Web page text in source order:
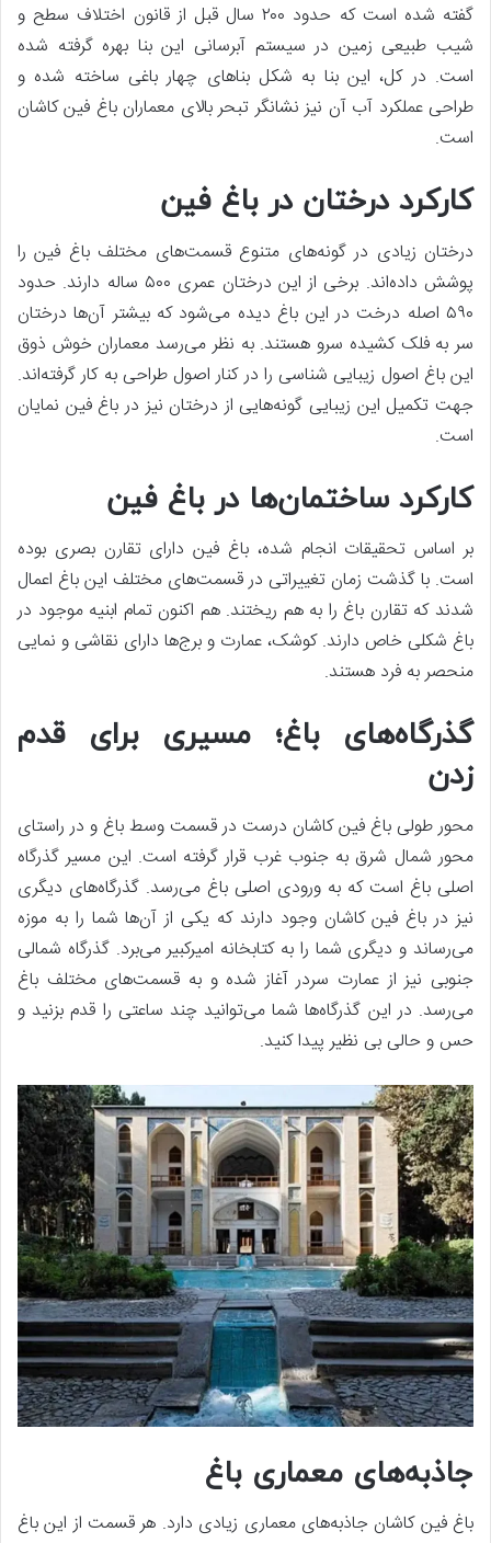
گفته شده است که حدود ۲۰۰ سال قبل از قانون اختلاف سطح و
شیب طبیعی زمین در سیستم آبرسانی این بنا بهره گرفته شده
است. در کل، این بنا به شکل بناهای چهار باغی ساخته شده و
طراحی عملکرد آب آن نیز نشانگر تبحر بالای معماران باغ فین کاشان
است.‌
کارکرد درختان در باغ فین
درختان زیادی در گونه‌های متنوع قسمت‌های مختلف باغ فین را
پوشش داده‌اند. برخی از این درختان عمری ۵۰۰ ساله دارند. حدود
۵۹۰ اصله درخت در این باغ دیده می‌شود که بیشتر آن‌ها درختان
سر به فلک کشیده سرو هستند. به نظر می‌رسد معماران خوش ذوق
این باغ اصول زیبایی ‌شناسی را در کنار اصول طراحی به کار گرفته‌اند.
جهت تکمیل این زیبایی گونه‌هایی از درختان نیز در باغ فین نمایان
است.
کارکرد ساختمان‌ها در باغ فین
بر اساس تحقیقات انجام شده، باغ فین دارای تقارن بصری بوده
است. با گذشت زمان تغییراتی در قسمت‌های مختلف این باغ اعمال
شدند که تقارن باغ را به هم ریختند. هم اکنون تمام ابنیه موجود در
باغ شکلی خاص دارند. کوشک، عمارت و برج‌ها دارای نقاشی و نمایی
منحصر به فرد هستند.
گذرگاه‌های باغ؛ مسیری برای قدم
زدن
محور طولی باغ فین کاشان درست در قسمت وسط باغ و در راستای
محور شمال شرق به جنوب غرب قرار گرفته است. این مسیر گذرگاه
اصلی باغ است که به ورودی اصلی باغ می‌رسد. گذرگاه‌های دیگری
نیز در باغ فین کاشان وجود دارند که یکی از آن‌ها شما را به موزه
می‌رساند و دیگری شما را به کتابخانه امیرکبیر می‌برد. گذرگاه شمالی
جنوبی نیز از عمارت سردر آغاز شده و به قسمت‌های مختلف باغ
می‌رسد. در این گذرگاه‌ها شما می‌توانید چند ساعتی را قدم بزنید و
حس و حالی بی نظیر پیدا کنید.
جاذبه‌های معماری باغ
باغ فین کاشان جاذبه‌های معماری زیادی دارد. هر قسمت از این باغ